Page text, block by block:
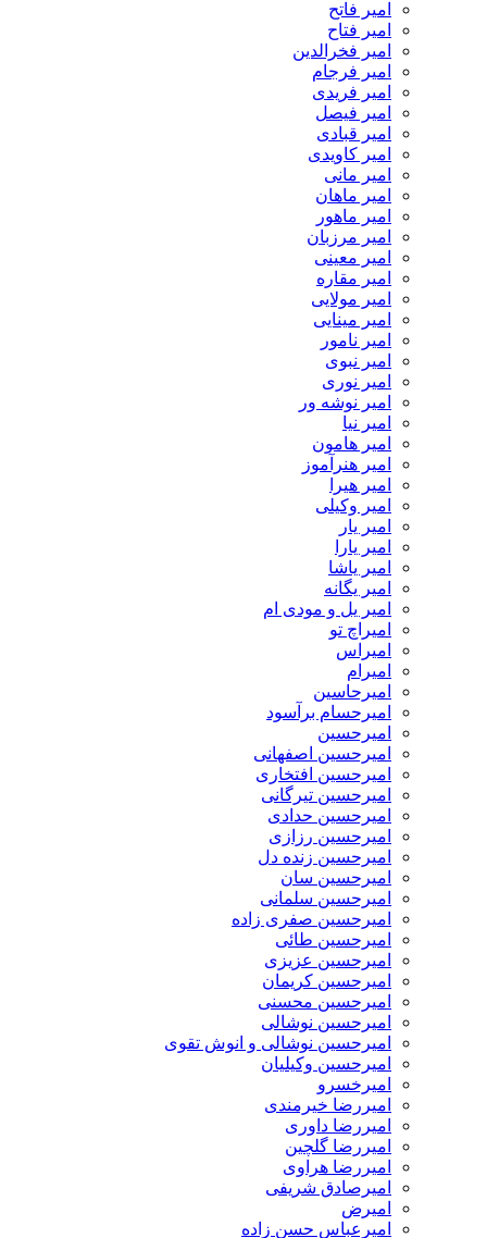
امیر فاتح
امیر فتاح
امیر فخرالدین
امیر فرجام
امیر فریدی
امیر فیصل
امیر قبادی
امیر کاویدی
امیر مانی
امیر ماهان
امیر ماهور
امیر مرزبان
امیر معینی
امیر مقاره
امیر مولایی
امیر مینایی
امیر نامور
امیر نبوی
امیر نوری
امیر نوشه ور
امیر نیا
امیر هامون
امیر هنرآموز
امیر هیرا
امیر وکیلی
امیر یار
امیر یارا
امیر یاشا
امیر یگانه
امیر یل و مودی ام
امیراچ تو
امیراس
امیرام
امیرحاسین
امیرحسام برآسود
امیرحسین
امیرحسین اصفهانی
امیرحسین افتخاری
امیرحسین تیرگانی
امیرحسین حدادی
امیرحسین رزازی
امیرحسین زنده دل
امیرحسین سان
امیرحسین سلمانی
امیرحسین صفری زاده
امیرحسین طائی
امیرحسین عزیزی
امیرحسین کریمان
امیرحسین محسنی
امیرحسین نوشالی
امیرحسین نوشالی و انوش تقوی
امیرحسین وکیلیان
امیرخسرو
امیررضا خیرمندی
امیررضا داوری
امیررضا گلچین
امیررضا هراوی
امیرصادق شریفی
امیرض
امیرعباس حسن زاده